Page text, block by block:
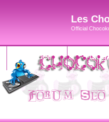
Les
Official
accueil blog